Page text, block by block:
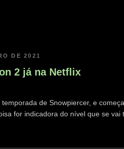
DE 2021
2 já na Netflix
de Snowpiercer, e
for indicadora do nível que se vai